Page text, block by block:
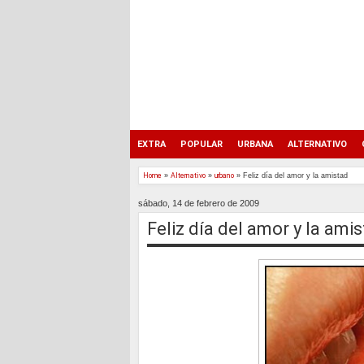
EXTRA POPULAR URBANA ALTERNATIVO
Home » Alternativo » urbano » Feliz día del amor y la amistad
sábado, 14 de febrero de 2009
Feliz día del amor y la